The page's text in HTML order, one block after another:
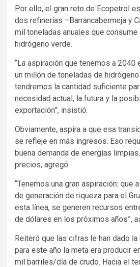
Por ello, el gran reto de Ecopetrol
dos refinerías –Barrancabermeja y
mil toneladas anuales que consume
hidrógeno verde.
“La aspiración que tenemos a 2040
un millón de toneladas de
tendremos la cantidad suficiente
necesidad actual, la futura y la
exportación”, insistió.
Obviamente, aspira a que esa
se refleje en más ingresos. Eso
buena demanda de energías
precios, agregó.
“Tenemos una gran aspiración: que
de generación de riqueza para el
esta línea, se generen recursos
de dólares en los próximos años”,
Reiteró que las cifras le han dado la
para este año la meta era producir
mil barriles/día de crudo. Hacia el